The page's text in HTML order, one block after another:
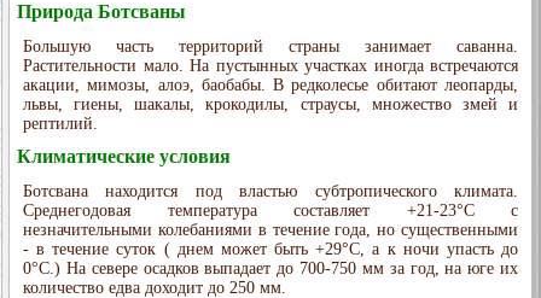
Природа Ботсваны
Большую часть территорий страны занимает саванна.
Растительности мало. На пустынных участках иногда встречаются
акации, мимозы, алоэ, баобабы. В редколесье обитают леопарды,
львы, гиены, шакалы, крокодилы, страусы, множество змей и
рептилий.
Климатические условия
Ботсвана находится под властью субтропического климата.
Среднегодовая температура составляет +21-23°C с
незначительными колебаниями в течение года, но существенными
- в течение суток ( днем может быть +29°C, а к ночи упасть до
0°C.) На севере осадков выпадает до 700-750 мм за год, на юге их
количество едва доходит до 250 мм.